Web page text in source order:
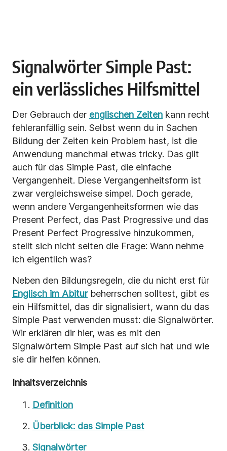
Signalwörter Simple Past:
ein verlässliches Hilfsmittel
Der Gebrauch der englischen Zeiten kann recht
fehleranfällig sein. Selbst wenn du in Sachen
Bildung der Zeiten kein Problem hast, ist die
Anwendung manchmal etwas tricky. Das gilt
auch für das Simple Past, die einfache
Vergangenheit. Diese Vergangenheitsform ist
zwar vergleichsweise simpel. Doch gerade,
wenn andere Vergangenheitsformen wie das
Present Perfect, das Past Progressive und das
Present Perfect Progressive hinzukommen,
stellt sich nicht selten die Frage: Wann nehme
ich eigentlich was?
Neben den Bildungsregeln, die du nicht erst für
Englisch im Abiturbeherrschen solltest, gibt es
ein Hilfsmittel, das dir signalisiert, wann du das
Simple Past verwenden musst: die Signalwörter.
Wir erklären dir hier, was es mit den
Signalwörtern Simple Past auf sich hat und wie
sie dir helfen können.
Inhaltsverzeichnis
Definition
Überblick: das Simple Past
Signalwörter